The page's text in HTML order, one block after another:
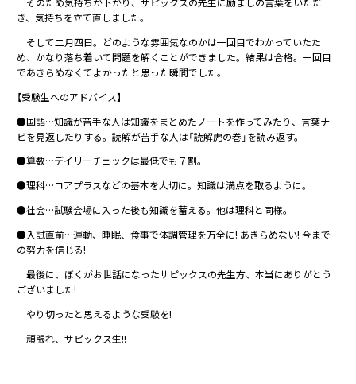
き、気持ちを立て直しました。
そして二月四日。どのような雰囲気なのかは一回目でわかっていたた
め、かなり落ち着いて問題を解くことができました。結果は合格。一回目
であきらめなくてよかったと思った瞬間でした。
【受験生へのアドバイス】
●国語…知識が苦手な人は知識をまとめたノートを作ってみたり、言葉ナ
ビを見返したりする。読解が苦手な人は「読解虎の巻」を読み返す。
●算数…デイリーチェックは最低でも７割。
●理科…コアプラスなどの基本を大切に。知識は満点を取るように。
●社会…試験会場に入った後も知識を蓄える。他は理科と同様。
●入試直前…運動、睡眠、食事で体調管理を万全に! あきらめない! 今まで
の努力を信じる!
最後に、ぼくがお世話になったサピックスの先生方、本当にありがとう
ございました!
やり切ったと思えるような受験を!
頑張れ、サピックス生!!